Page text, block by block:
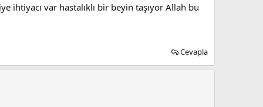
var hastalıklı bir beyin taşıyor Allah bu
Cevapla